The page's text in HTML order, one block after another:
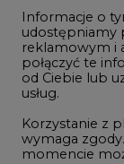
Gospodarka
Geopolityka
LTE450
Innowacje i AI
Informacje o
udostępniamy
reklamowym i
połączyć te
od Ciebie lub
usług.
Korzystanie z
wymaga
momencie